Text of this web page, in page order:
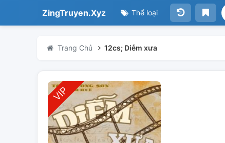
ZingTruyen.Xyz Thể loại
Trang Chủ 12cs; Diễm xưa